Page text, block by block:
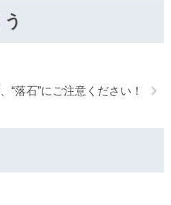
“落石”にご注意ください！